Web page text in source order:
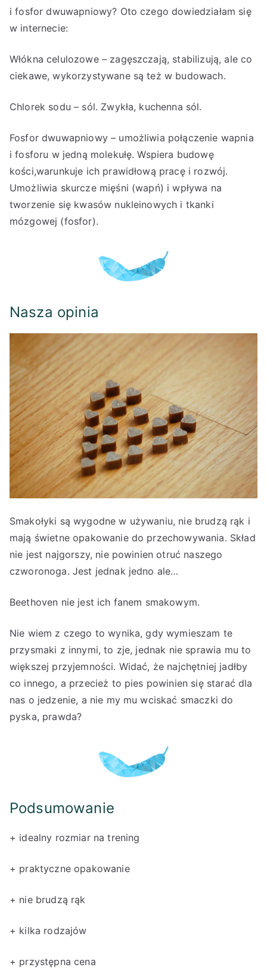
i fosfor dwuwapniowy? Oto czego dowiedziałam się
w internecie:
Włókna celulozowe – zagęszczają, stabilizują, ale co
ciekawe, wykorzystywane są też w budowach.
Chlorek sodu – sól. Zwykła, kuchenna sól.
Fosfor dwuwapniowy – umożliwia połączenie wapnia
i fosforu w jedną molekułę. Wspiera budowę
kości,warunkuje ich prawidłową pracę i rozwój.
Umożliwia skurcze mięśni (wapń) i wpływa na
tworzenie się kwasów nukleinowych i tkanki
mózgowej (fosfor).
Nasza opinia
Smakołyki są wygodne w używaniu, nie brudzą rąk i
mają świetne opakowanie do przechowywania. Skład
nie jest najgorszy, nie powinien otruć naszego
czworonoga. Jest jednak jedno ale…
Beethoven nie jest ich fanem smakowym.
Nie wiem z czego to wynika, gdy wymieszam te
przysmaki z innymi, to zje, jednak nie sprawia mu to
większej przyjemności. Widać, że najchętniej jadłby
co innego, a przecież to pies powinien się starać dla
nas o jedzenie, a nie my mu wciskać smaczki do
pyska, prawda?
Podsumowanie
+ idealny rozmiar na trening
+ praktyczne opakowanie
+ nie brudzą rąk
+ kilka rodzajów
+ przystępna cena